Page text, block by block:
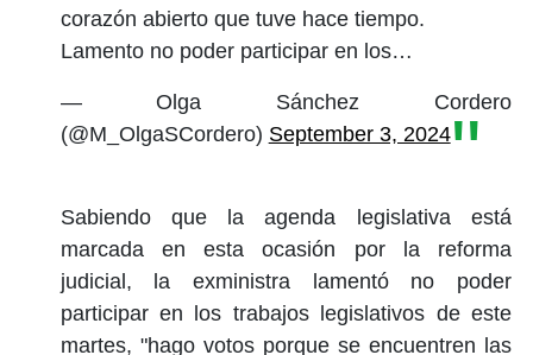
corazón abierto que tuve hace tiempo.
Lamento no poder participar en los…
— Olga Sánchez Cordero
(@M_OlgaSCordero) September 3, 2024
Sabiendo que la agenda legislativa está
marcada en esta ocasión por la reforma
judicial, la exministra lamentó no poder
participar en los trabajos legislativos de este
martes, "hago votos porque se encuentren las